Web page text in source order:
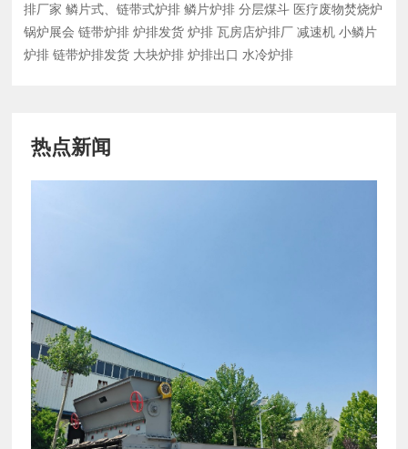
排厂家 鳞片式、链带式炉排 鳞片炉排 分层煤斗 医疗废物焚烧炉
锅炉展会 链带炉排 炉排发货 炉排 瓦房店炉排厂 减速机 小鳞片
炉排 链带炉排发货 大块炉排 炉排出口 水冷炉排
热点新闻